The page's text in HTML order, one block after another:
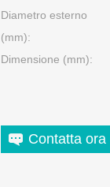
Diametro esterno
(mm):
Dimensione (mm):
Contatta ora